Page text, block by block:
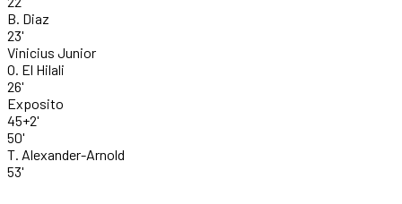
B. Diaz
23'
Vinicius Junior
O. El Hilali
26'
Exposito
45+2'
50'
T. Alexander-Arnold
53'